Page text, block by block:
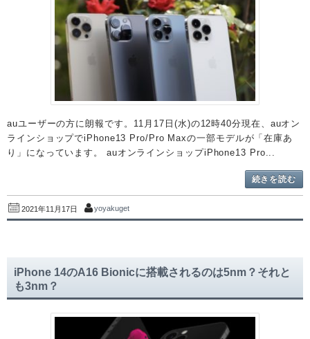
auユーザーの方に朗報です。11月17日(水)の12時40分現在、auオン
ラインショップでiPhone13 Pro/Pro Maxの一部モデルが「在庫あ
り」になっています。 auオンラインショップiPhone13 Pro...
続きを読む
2021年11月17日 yoyakuget
iPhone 14のA16 Bionicに搭載されるのは5nm？それと
も3nm？